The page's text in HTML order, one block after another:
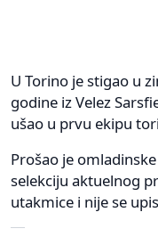
U Torino je stigao u
godine iz Velez
ušao u prvu ekipu
Prošao je
selekciju aktuelnog
utakmice i nije se